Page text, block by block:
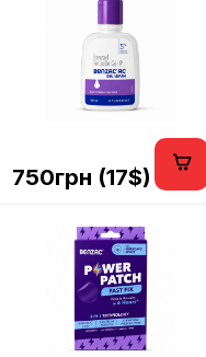
750грн (17$)